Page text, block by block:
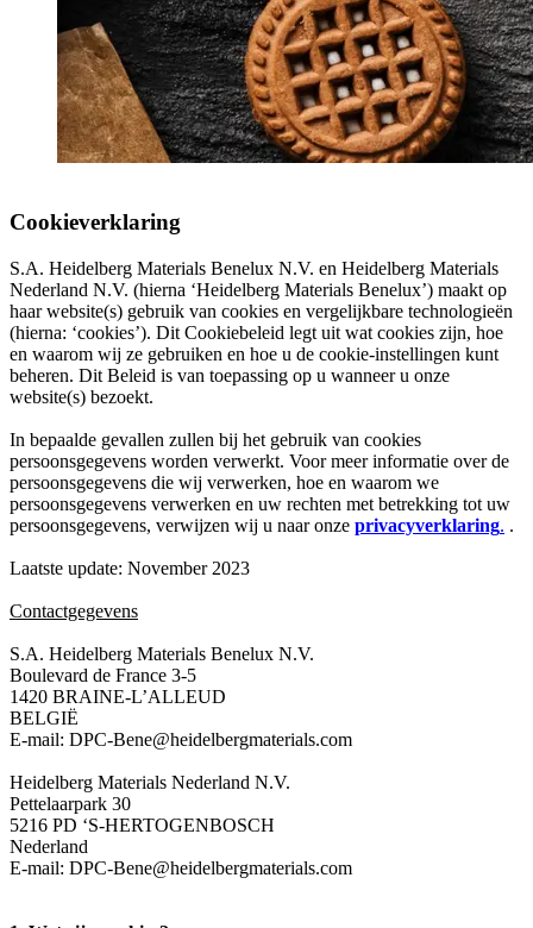
Cookieverklaring
S.A. Heidelberg Materials Benelux N.V. en Heidelberg Materials
Nederland N.V. (hierna ‘Heidelberg Materials Benelux’) maakt op
haar website(s) gebruik van cookies en vergelijkbare technologieën
(hierna: ‘cookies’). Dit Cookiebeleid legt uit wat cookies zijn, hoe
en waarom wij ze gebruiken en hoe u de cookie-instellingen kunt
beheren. Dit Beleid is van toepassing op u wanneer u onze
website(s) bezoekt.
In bepaalde gevallen zullen bij het gebruik van cookies
persoonsgegevens worden verwerkt. Voor meer informatie over de
persoonsgegevens die wij verwerken, hoe en waarom we
persoonsgegevens verwerken en uw rechten met betrekking tot uw
persoonsgegevens, verwijzen wij u naar onze privacyverklaring. .
Laatste update: November 2023
Contactgegevens
S.A. Heidelberg Materials Benelux N.V.
Boulevard de France 3-5
1420 BRAINE-L’ALLEUD
BELGIË
E-mail: DPC-Bene@heidelbergmaterials.com
Heidelberg Materials Nederland N.V.
Pettelaarpark 30
5216 PD ‘S-HERTOGENBOSCH
Nederland
E-mail: DPC-Bene@heidelbergmaterials.com